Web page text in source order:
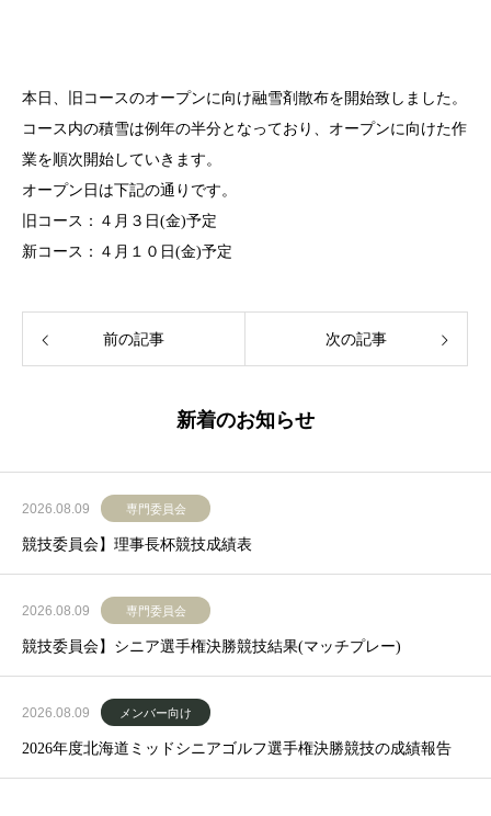
本日、旧コースのオープンに向け融雪剤散布を開始致しました。
コース内の積雪は例年の半分となっており、オープンに向けた作
業を順次開始していきます。
オープン日は下記の通りです。
旧コース：４月３日(金)予定
新コース：４月１０日(金)予定
前の記事 次の記事
新着のお知らせ
2026.08.09 専門委員会
競技委員会】理事長杯競技成績表
2026.08.09 専門委員会
競技委員会】シニア選手権決勝競技結果(マッチプレー)
2026.08.09 メンバー向け
2026年度北海道ミッドシニアゴルフ選手権決勝競技の成績報告